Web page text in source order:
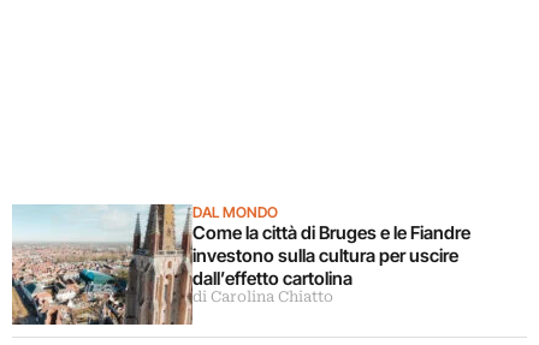
DAL MONDO
Come la città di Bruges e le Fiandre
investono sulla cultura per uscire
dall’effetto cartolina
di Carolina Chiatto